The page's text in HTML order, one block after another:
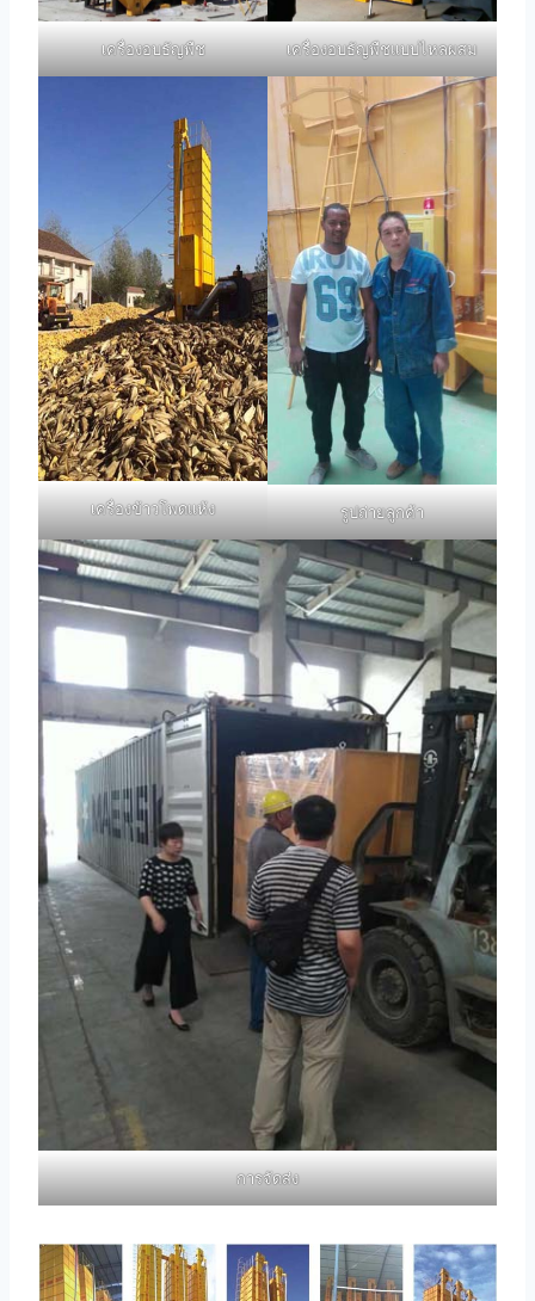
เครื่องอบธัญพืช เครื่องอบธัญพืชแบบไหลผสม
เครื่องข้าวโพดแห้ง รูปถ่ายลูกค้า
การจัดส่ง